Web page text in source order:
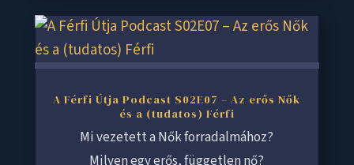
A Férfi Útja Podcast S02E07 – Az erős Nők
és a (tudatos) Férfi
Mi vezetett a Nők forradalmához?
Milyen egy erős, független nő?